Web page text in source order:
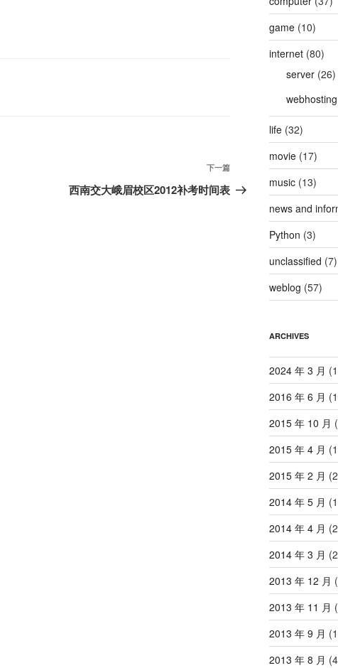
下
一
下一篇
西南交大峨眉校区2012补考时间表
game(10)
internet(80)
server(26)
webhosting
life(32)
movie(17)
music(13)
news and
Python (3)
unclassified (7)
weblog (57)
ARCHIVES
2024 年 3 月
2016 年 6 月
2015 年 10 月
2015 年 4 月
2015 年 2 月
2014 年 5 月
2014 年 4 月
2014 年 3 月
2013 年 12 月
2013 年 11 月
2013 年 9 月
2013 年 8 月